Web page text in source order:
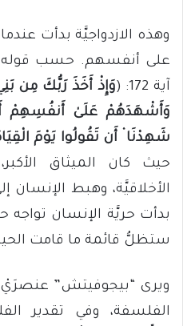
وهذه الازدواجيَّة بدأت
على أنفسهم. حسب قوله
آية 172: (
وَإِذْ أَخَذَ رَبُّكَ مِن
وَأَشْهَدَهُمْ عَلَىٰ أَنفُسِهِمْ
شَهِدْنَا ۛ أَن تَقُولُوا يَوْمَ
حيث كان الميثاق
الأخلاقيَّة، وهبط الإنسان
بدأت حريَّة الإنسان تواجه
ستظلُّ قائمة ما قامت
ويرى “بيجوفيتش” عنصرَيْ
الفلسفة، وفي تقدير